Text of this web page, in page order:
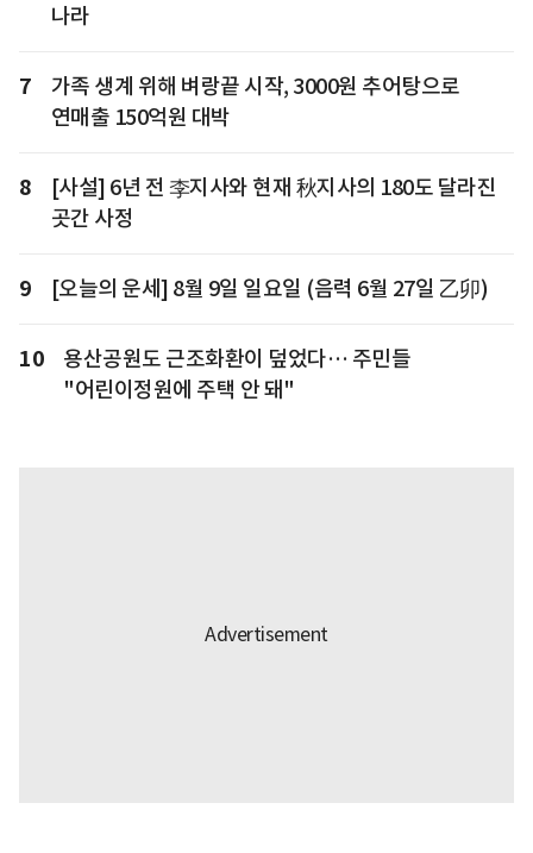
나라
7
가족 생계 위해 벼랑끝 시작, 3000원 추어탕으로
연매출 150억원 대박
8
[사설] 6년 전 李지사와 현재 秋지사의 180도 달라진
곳간 사정
9 [오늘의 운세] 8월 9일 일요일 (음력 6월 27일 乙卯)
10
용산공원도 근조화환이 덮었다… 주민들
"어린이정원에 주택 안 돼"